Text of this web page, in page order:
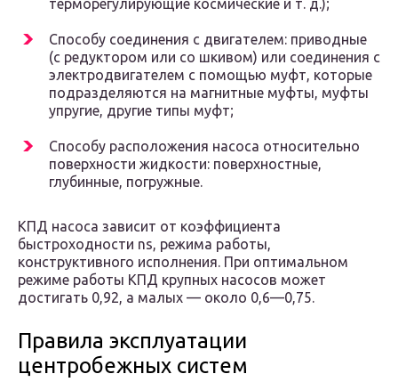
терморегулирующие космические и т. д.);
Способу соединения с двигателем: приводные
(с редуктором или со шкивом) или соединения с
электродвигателем с помощью муфт, которые
подразделяются на магнитные муфты, муфты
упругие, другие типы муфт;
Способу расположения насоса относительно
поверхности жидкости: поверхностные,
глубинные, погружные.
КПД насоса зависит от коэффициента
быстроходности ns, режима работы,
конструктивного исполнения. При оптимальном
режиме работы КПД крупных насосов может
достигать 0,92, а малых — около 0,6—0,75.
Правила эксплуатации
центробежных систем